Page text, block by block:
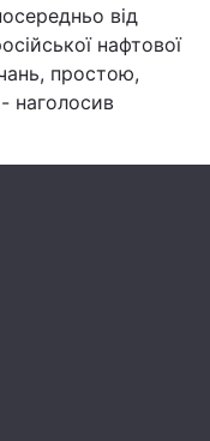
від
нафтової
простою,
наголосив